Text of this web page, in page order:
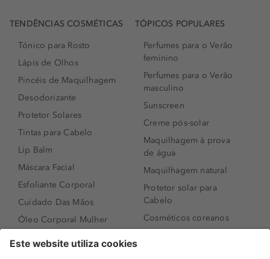
TENDÊNCIAS COSMÉTICAS
Tónico para Rosto
Lápis de Olhos
Pincéis de Maquilhagem
Desodorizante
Protetor Solares
Tintas para Cabelo
Lip Balm
Máscara Facial
Esfoliante Corporal
Cuidado Das Mãos
Óleo Corporal Mulher
TÓPICOS POPULARES
Perfumes para o Verão
feminino
Perfumes para o Verão
masculino
Sunscreen
Creme pós-solar
Maquilhagem à prova
de água
Maquilhagem natural
Protetor solar para
Cabelo
Cosméticos coreanos